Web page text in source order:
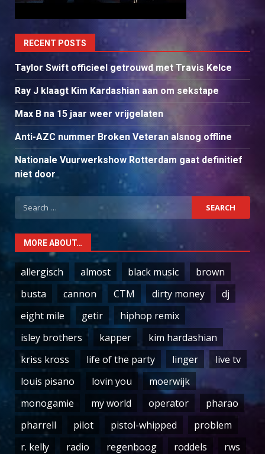
RECENT POSTS
Taylor Swift officieel getrouwd met Travis Kelce
Ray J klaagt Kim Kardashian aan om sekstape
Max B na 15 jaar weer vrijgelaten
Anti-AZC nummer Broken Veteran alsnog offline
Nationale Vuurwerkshow Rotterdam gaat definitief
niet door
Search
for:
MORE ABOUT…
allergisch almost black music
brown
busta
cannon CTM dirty money
dj
eight mile
getir
hiphop remix
isley brothers
kapper
kim hardashian
kriss kross
life of the party linger
live tv
louis pisano
lovin you
moerwijk
monogamie
my world operator
pharao
pharrell
pilot pistol-whipped
problem
r. kelly
radio regenboog roddels
rws